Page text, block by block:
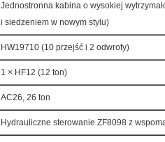
Jednostronna kabina o wysokiej
i siedzeniem w nowym stylu)
HW19710 (10 przejść i 2 odwroty)
1 × HF12 (12 ton)
AC26, 26 ton
Hydrauliczne sterowanie ZF8098 z